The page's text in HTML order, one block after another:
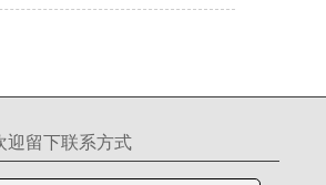
迎留下联系方式